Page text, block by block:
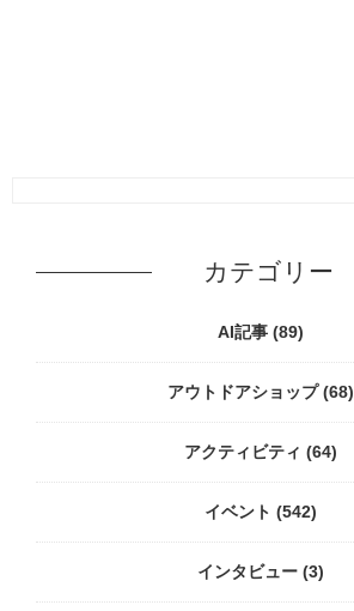
カテゴリー
AI記事 (89)
アウトドアショップ(68)
アクティビティ (64)
イベント (542)
インタビュー (3)